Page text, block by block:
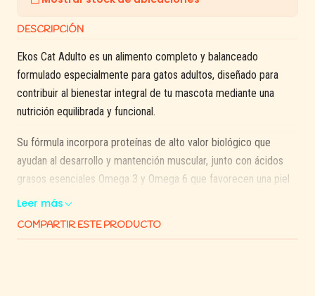
DESCRIPCIÓN
Ekos Cat Adulto es un alimento completo y balanceado
formulado especialmente para gatos adultos, diseñado para
contribuir al bienestar integral de tu mascota mediante una
nutrición equilibrada y funcional.
Su fórmula incorpora proteínas de alto valor biológico que
ayudan al desarrollo y mantención muscular, junto con ácidos
grasos esenciales Omega 3 y Omega 6 que favorecen una piel
sana y un pelaje brillante. Además, contiene probióticos que
Leer más
COMPARTIR ESTE PRODUCTO